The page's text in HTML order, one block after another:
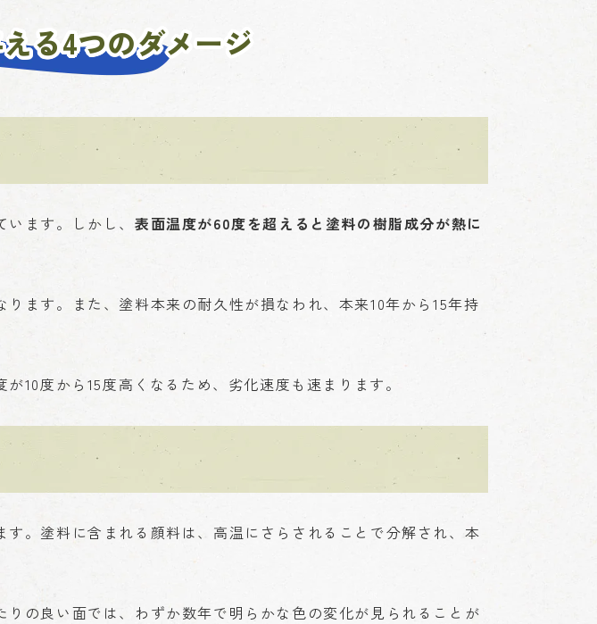
る4つのダメージ
います。しかし、表面温度が60度を超えると塗料の樹脂成分が熱に
ます。また、塗料本来の耐久性が損なわれ、本来10年から15年持
10度から15度高くなるため、劣化速度も速まります。
す。塗料に含まれる顔料は、高温にさらされることで分解され、本
の良い面では、わずか数年で明らかな色の変化が見られることが